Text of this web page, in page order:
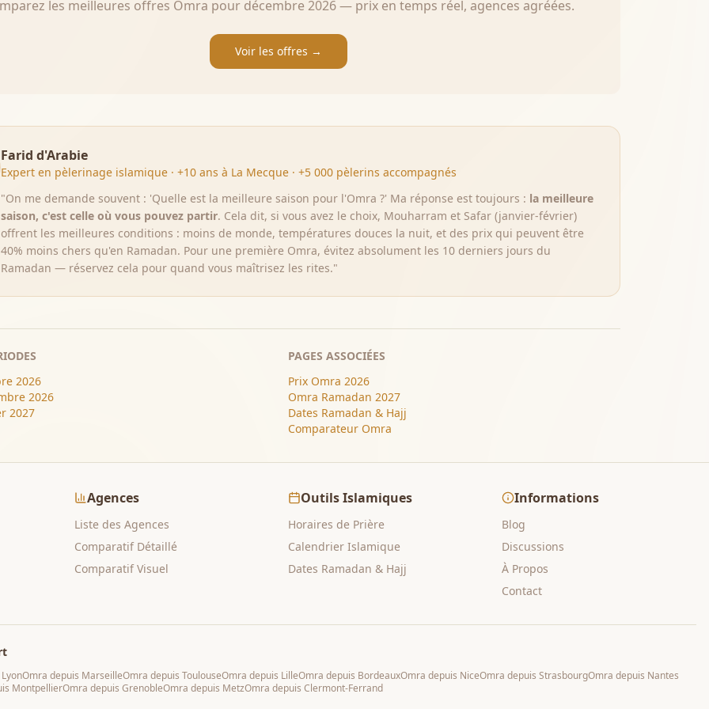
les meilleures offres Omra pour décembre 2026— prix en temps réel, agences agréées.
Voir les offres →
Farid d'Arabie
Expert en pèlerinage islamique · +10 ans à La Mecque · +5 000 pèlerins accompagnés
"On me demande souvent : 'Quelle est la meilleure saison pour l'Omra ?' Ma réponse est toujours : la meilleure
saison, c'est celle où vous pouvez partir. Cela dit, si vous avez le choix, Mouharram et Safar (janvier-février)
offrent les meilleures conditions : moins de monde, températures douces la nuit, et des prix qui peuvent être
40% moins chers qu'en Ramadan. Pour une première Omra, évitez absolument les 10 derniers jours du
Ramadan — réservez cela pour quand vous maîtrisez les rites."
2026
2026
2027
PAGES ASSOCIÉES
Prix Omra 2026
Omra Ramadan 2027
Dates Ramadan & Hajj
Comparateur Omra
Agences
Liste des Agences
Comparatif Détaillé
Comparatif Visuel
Outils Islamiques
Horaires de Prière
Calendrier Islamique
Dates Ramadan & Hajj
Informations
Blog
Discussions
À Propos
Contact
LyonOmra depuis MarseilleOmra depuis ToulouseOmra depuis LilleOmra depuis BordeauxOmra depuis NiceOmra depuis StrasbourgOmra depuis Nantes
MontpellierOmra depuis GrenobleOmra depuis MetzOmra depuis Clermont-Ferrand